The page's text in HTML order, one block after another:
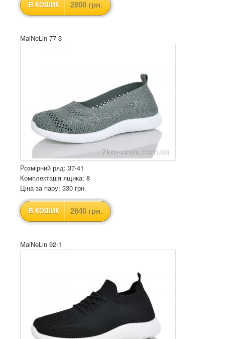
В КОШИК 2800 грн.
MaiNeLin 77-3
Розмірний ряд: 37-41
Комплектація ящика: 8
Ціна за пару: 330 грн.
В КОШИК 2640 грн.
MaiNeLin 92-1